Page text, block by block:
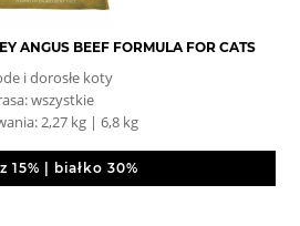
ANGUS BEEF FORMULA FOR CATS
i dorosłe koty
wszystkie
2,27 kg | 6,8 kg
15% | białko 30%